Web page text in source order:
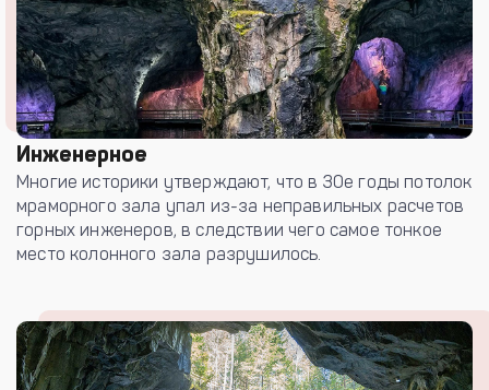
Инженерное
Многие историки утверждают, что в 30е годы потолок
мраморного зала упал из-за неправильных расчетов
горных инженеров, в следствии чего самое тонкое
место колонного зала разрушилось.